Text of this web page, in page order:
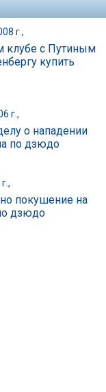
г.,
клубе с Путиным
купить
г.,
о нападении
по дзюдо
покушение на
дзюдо